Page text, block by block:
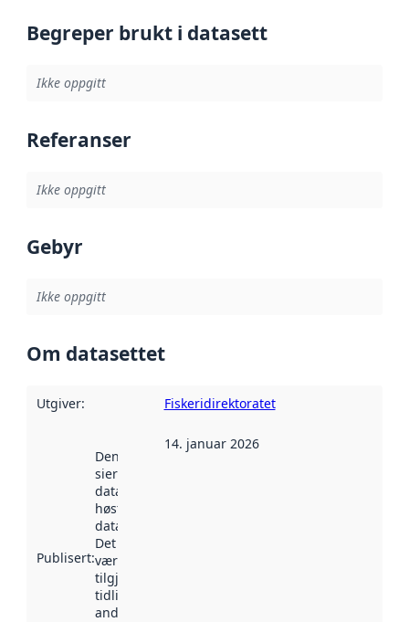
Begreper brukt i datasett
Ikke oppgitt
Referanser
Ikke oppgitt
Gebyr
Ikke oppgitt
Om datasettet
Utgiver: Fiskeridirektoratet
Publisert:
Denne datoen
sier når
datasettet ble
høstet av
data.norge.no.
Det kan ha
vært
tilgjengelig
tidligere
andre steder.
14. januar 2026